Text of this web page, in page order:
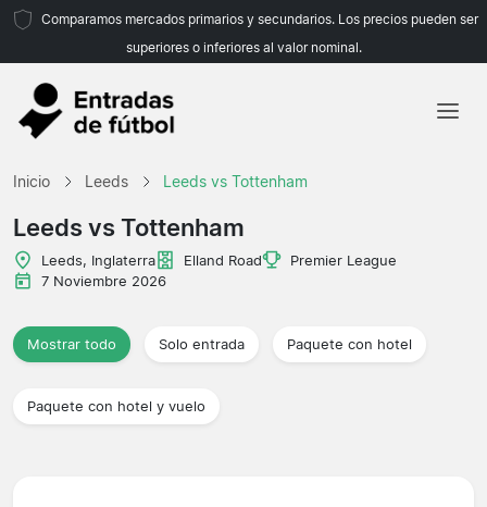
Comparamos mercados primarios y secundarios. Los precios pueden ser
superiores o inferiores al valor nominal.
Inicio Leeds Leeds vs Tottenham
Leeds vs Tottenham
Leeds, Inglaterra Elland Road
Premier League
7 Noviembre 2026
Mostrar todo Solo entrada Paquete con hotel
Paquete con hotel y vuelo